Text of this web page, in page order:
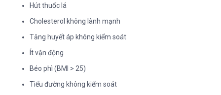
Hút thuốc lá
Cholesterol không lành mạnh
Tăng huyết áp không kiểm soát
Ít vận động
Béo phì (BMI > 25)
Tiểu đường không kiểm soát